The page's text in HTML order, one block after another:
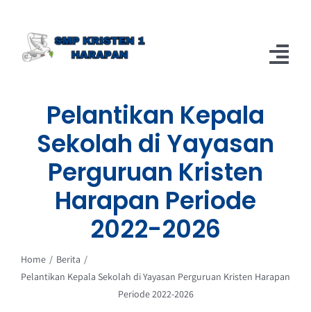
content
Berita
Pelantikan Kepala
Sekolah di Yayasan
Perguruan Kristen
Harapan Periode
2022-2026
Home
Berita
Pelantikan Kepala Sekolah di Yayasan Perguruan Kristen Harapan
Periode 2022-2026